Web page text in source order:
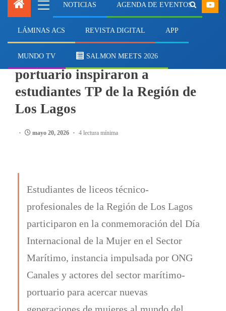
NOTICIAS AGENDA DE EVENTOS
LÁMINAS ACS REVISTA DIGITAL APP
MUNDO TV SALMON MEETS 2026
Mujeres del sector marítimo-
portuario inspiraron a
estudiantes TP de la Región de
Los Lagos
mayo 20, 2026 4 lectura mínima
Estudiantes de liceos técnico-
profesionales de la Región de Los Lagos
participaron en la conmemoración del Día
Internacional de la Mujer en el Sector
Marítimo, instancia impulsada por ONG
Canales y actores del sector marítimo-
portuario para acercar nuevas